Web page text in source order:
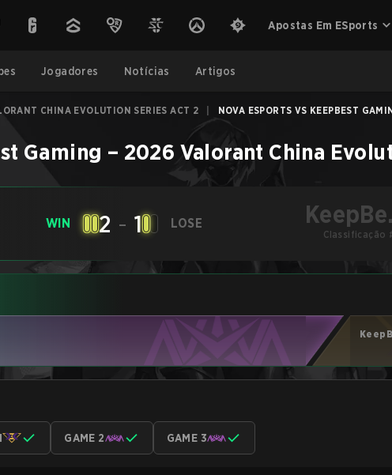
Apostas Em ESports
Jogadores Notícias Artigos
CHINA EVOLUTION SERIES ACT 2 NOVA ESPORTS VS KEEPBEST
Gaming – 2026 Valorant China
WIN 2 - 1 LOSE
Classificação
GAME 2 GAME 3